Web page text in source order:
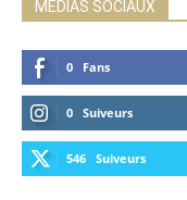
MÉDIAS SOCIAUX
0 Fans
0 Suiveurs
546 Suiveurs